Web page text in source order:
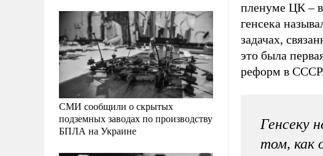
СМИ сообщили о скрытых
подземных заводах по производству
БПЛА на Украине
пленуме ЦК –
генсека
задачах,
это была
реформ в
Генсеку
том, как